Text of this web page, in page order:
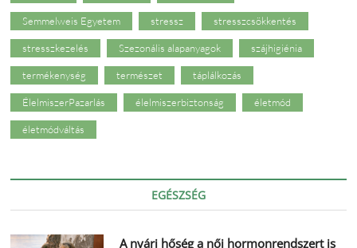
Semmelweis Egyetem stressz stresszcsökkentés
stresszkezelés Szezonális alapanyagok szájhigiénia
termékenység természet táplálkozás
ÉlelmiszerPazarlás élelmiszerbiztonság életmód
életmódváltás
EGÉSZSÉG
A nyári hőség a női hormonrendszert is